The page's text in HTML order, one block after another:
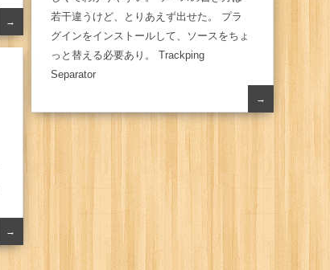
→
若干違うけど、とりあえず出せた。 プラ
グインをインストールして、ソースをちょ
っと替える必要あり。 Trackping
Separator
→
→